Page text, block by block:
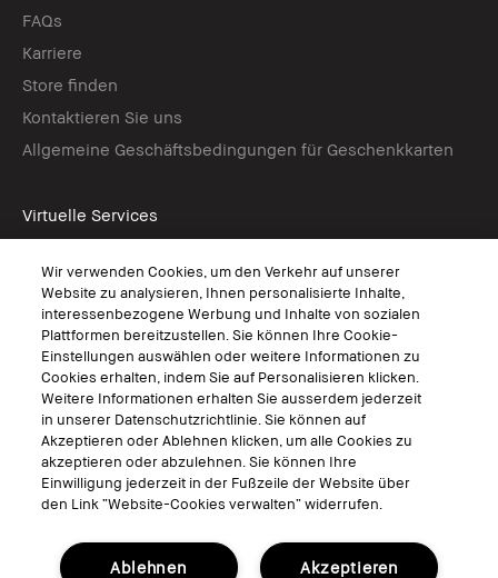
FAQs
Karriere
Store finden
Kontaktieren Sie uns
Allgemeine Geschäftsbedingungen für Geschenkkarten
Virtuelle Services
Bobbi Brown Live
Virtual Try-On
Folgen
© Bobbi Brown Professional Cosmetics, Inc. Alle Rechte vorbehalten.
Allgemeine Geschäftsbedingungen
Datenschutzerklärung
Cookies der Webseite verwalten
Wir verwenden Cookies, um den Verkehr auf unserer
Website zu analysieren, Ihnen personalisierte Inhalte,
interessenbezogene Werbung und Inhalte von sozialen
Plattformen bereitzustellen. Sie können Ihre Cookie-
Einstellungen auswählen oder weitere Informationen zu
Cookies erhalten, indem Sie auf Personalisieren klicken.
Weitere Informationen erhalten Sie ausserdem jederzeit
in unserer Datenschutzrichtlinie. Sie können auf
Akzeptieren oder Ablehnen klicken, um alle Cookies zu
akzeptieren oder abzulehnen. Sie können Ihre
Einwilligung jederzeit in der Fußzeile der Website über
den Link “Website-Cookies verwalten“ widerrufen.
Akzeptieren
Ablehnen